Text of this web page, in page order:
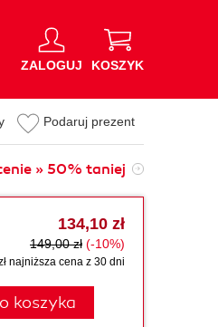
ZALOGUJ KOSZYK
Podaruj prezent
» 50% taniej
134,10 zł
149,00 zł (-10%)
najniższa cena z 30 dni
koszyka